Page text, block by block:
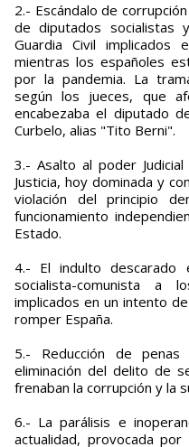
2.- Escándalo de
de diputados socialistas
Guardia Civil
mientras los españoles
por la pandemia. La
según los jueces, que
encabezaba el diputado
Curbelo, alias "Tito Berni".
3.- Asalto al poder
Justicia, hoy dominada y
violación del principio
funcionamiento
Estado.
4.- El indulto descarado
socialista-comunista a
implicados en un intento
romper España.
5.- Reducción de
eliminación del delito de
frenaban la corrupción y la
6.- La parálisis e
actualidad, provocada